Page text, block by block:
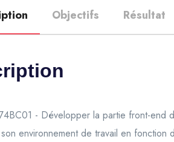
Objectifs Résultat
- Développer la partie front-end
environnement de travail en